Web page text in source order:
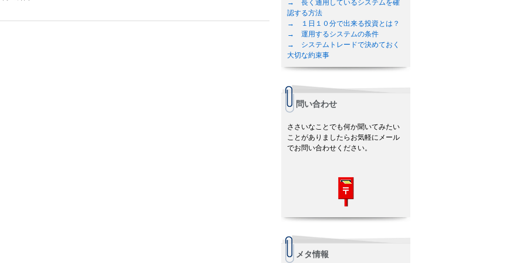
→ 長く通用しているシステムを確
認する方法
→ １日１０分で出来る投資とは？
→ 運用するシステムの条件
→ システムトレードで決めておく
大切な約束事
問い合わせ
ささいなことでも何か聞いてみたい
ことがありましたらお気軽にメール
でお問い合わせください。
メタ情報